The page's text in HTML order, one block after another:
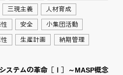
三現主義 人材育成
安全 小集団活動
生産計画 納期管理
システムの革命［Ⅰ］～MASP概念